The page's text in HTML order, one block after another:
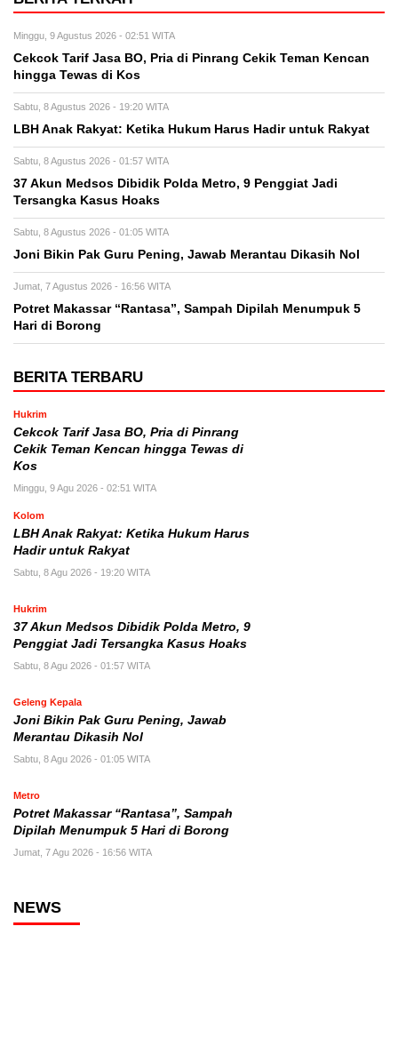
Minggu, 9 Agustus 2026 - 02:51 WITA
Cekcok Tarif Jasa BO, Pria di Pinrang Cekik Teman Kencan
hingga Tewas di Kos
Sabtu, 8 Agustus 2026 - 19:20 WITA
LBH Anak Rakyat: Ketika Hukum Harus Hadir untuk Rakyat
Sabtu, 8 Agustus 2026 - 01:57 WITA
37 Akun Medsos Dibidik Polda Metro, 9 Penggiat Jadi
Tersangka Kasus Hoaks
Sabtu, 8 Agustus 2026 - 01:05 WITA
Joni Bikin Pak Guru Pening, Jawab Merantau Dikasih Nol
Jumat, 7 Agustus 2026 - 16:56 WITA
Potret Makassar “Rantasa”, Sampah Dipilah Menumpuk 5
Hari di Borong
BERITA TERBARU
Hukrim
Cekcok Tarif Jasa BO, Pria di Pinrang
Cekik Teman Kencan hingga Tewas di
Kos
Minggu, 9 Agu 2026 - 02:51 WITA
Kolom
LBH Anak Rakyat: Ketika Hukum Harus
Hadir untuk Rakyat
Sabtu, 8 Agu 2026 - 19:20 WITA
Hukrim
37 Akun Medsos Dibidik Polda Metro, 9
Penggiat Jadi Tersangka Kasus Hoaks
Sabtu, 8 Agu 2026 - 01:57 WITA
Geleng Kepala
Joni Bikin Pak Guru Pening, Jawab
Merantau Dikasih Nol
Sabtu, 8 Agu 2026 - 01:05 WITA
Metro
Potret Makassar “Rantasa”, Sampah
Dipilah Menumpuk 5 Hari di Borong
Jumat, 7 Agu 2026 - 16:56 WITA
NEWS